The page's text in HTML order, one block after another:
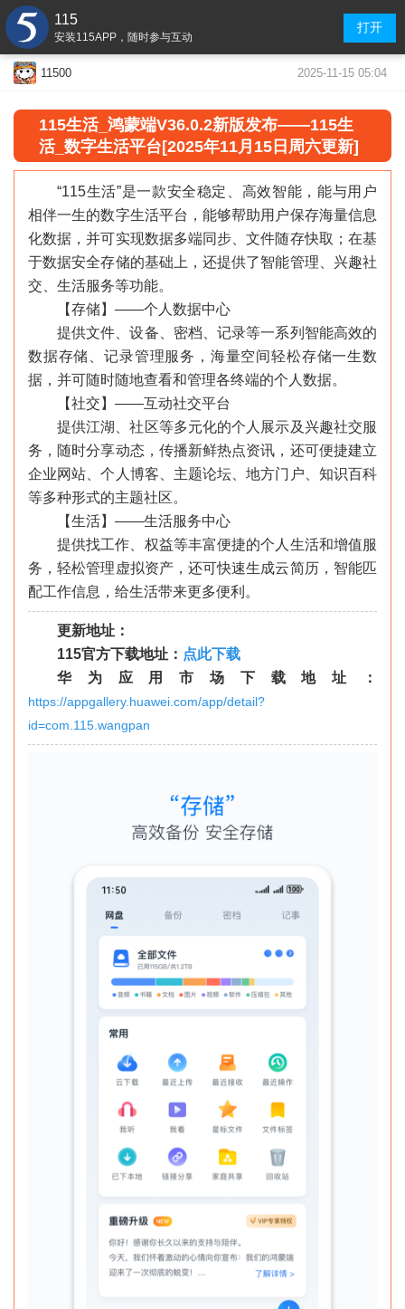
115
安装115APP，随时参与互动
打开
11500 2025-11-15 05:04
115生活_鸿蒙端V36.0.2新版发布——115生
活_数字生活平台 [2025年11月15日周六更新]
“115生活”是一款安全稳定、高效智能，能与用户
相伴一生的数字生活平台，能够帮助用户保存海量信息
化数据，并可实现数据多端同步、文件随存快取；在基
于数据安全存储的基础上，还提供了智能管理、兴趣社
交、生活服务等功能。
【存储】——个人数据中心
提供文件、设备、密档、记录等一系列智能高效的
数据存储、记录管理服务，海量空间轻松存储一生数
据，并可随时随地查看和管理各终端的个人数据。
【社交】——互动社交平台
提供江湖、社区等多元化的个人展示及兴趣社交服
务，随时分享动态，传播新鲜热点资讯，还可便捷建立
企业网站、个人博客、主题论坛、地方门户、知识百科
等多种形式的主题社区。
【生活】——生活服务中心
提供找工作、权益等丰富便捷的个人生活和增值服
务，轻松管理虚拟资产，还可快速生成云简历，智能匹
配工作信息，给生活带来更多便利。
更新地址：
115官方下载地址： 点此下载
华为应用市场下载地址：
https://appgallery.huawei.com/app/detail?
id=com.115.wangpan